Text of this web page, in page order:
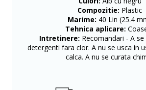
Compozitie: Plastic
Marime: 40 Lin (25.4
Tehnica aplicare:
Intretinere: Recomandari - A
detergenti fara clor. A nu se usca in
calca. A nu se curata